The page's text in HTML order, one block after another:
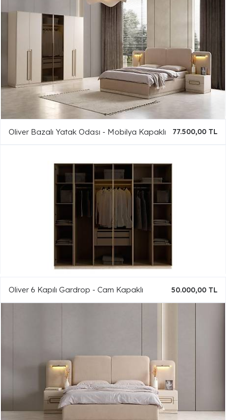
Oliver Bazalı Yatak Odası - Mobilya Kapaklı 77.500,00 TL
Oliver 6 Kapılı Gardrop - Cam Kapaklı 50.000,00 TL